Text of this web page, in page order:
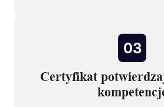
03
Certyfikat